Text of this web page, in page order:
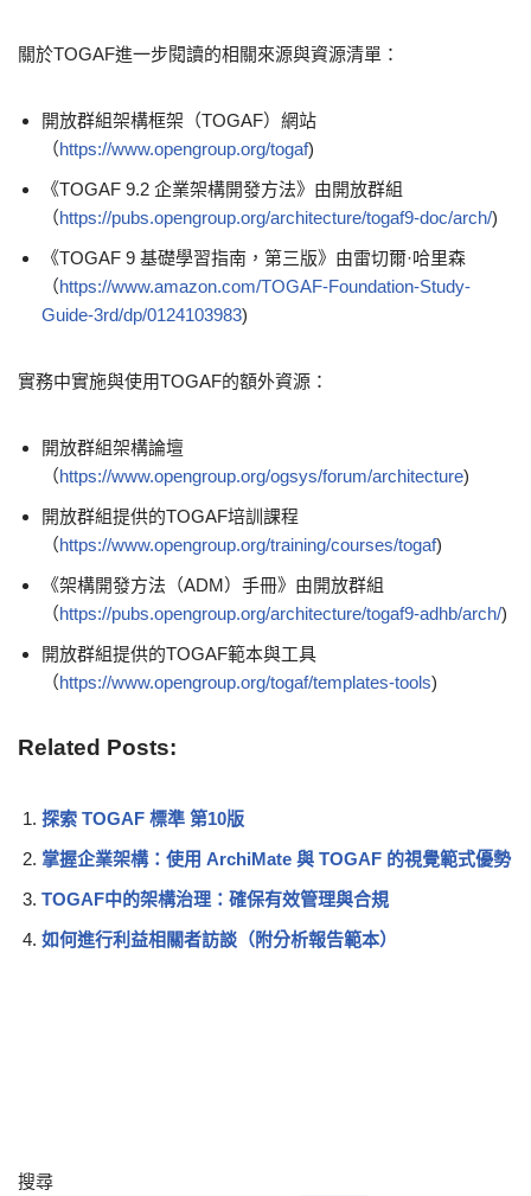
關於TOGAF進一步閱讀的相關來源與資源清單：
開放群組架構框架（TOGAF）網站
（https://www.opengroup.org/togaf)
《TOGAF 9.2 企業架構開發方法》由開放群組
（https://pubs.opengroup.org/architecture/togaf9-doc/arch/)
《TOGAF 9 基礎學習指南，第三版》由雷切爾·哈里森
（https://www.amazon.com/TOGAF-Foundation-Study-
Guide-3rd/dp/0124103983)
實務中實施與使用TOGAF的額外資源：
開放群組架構論壇
（https://www.opengroup.org/ogsys/forum/architecture)
開放群組提供的TOGAF培訓課程
（https://www.opengroup.org/training/courses/togaf)
《架構開發方法（ADM）手冊》由開放群組
（https://pubs.opengroup.org/architecture/togaf9-adhb/arch/)
開放群組提供的TOGAF範本與工具
（https://www.opengroup.org/togaf/templates-tools)
Related Posts:
探索 TOGAF 標準 第10版
掌握企業架構：使用 ArchiMate 與 TOGAF 的視覺範式優勢
TOGAF中的架構治理：確保有效管理與合規
如何進行利益相關者訪談（附分析報告範本）
搜尋